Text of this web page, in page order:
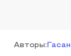
Авторы: